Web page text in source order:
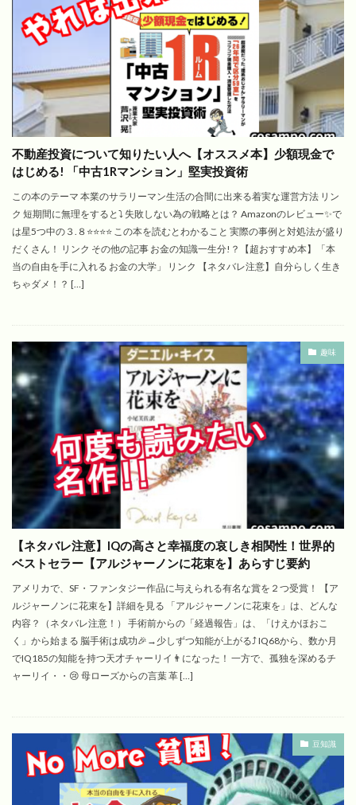
不動産投資について知りたい人へ【オススメ本】少額現金で
はじめる! 「中古1Rマンション」堅実投資術
この本のテーマ 本業のサラリーマン生活の合間に出来る着実な運営方法 リン
ク 短期間に無理をすると⤵️ 失敗しない為の戦略とは？ Amazonのレビュー✨で
は星5つ中の３.８⭐️⭐️⭐️⭐️ この本を読むとわかること 実際の事例と対処法が盛り
だくさん！ リンク その他の記事 お金の知識一生分!？【超おすすめ本】「本
当の自由を手に入れる お金の大学」 リンク 【ネタバレ注意】自分らしく生き
ちゃダメ！？ […]
趣味
【ネタバレ注意】IQの高さと幸福度の哀しき相関性！世界的
ベストセラー【アルジャーノンに花束を】あらすじ要約
アメリカで、SF・ファンタジー作品に与えられる有名な賞を２つ受賞！ 【ア
ルジャーノンに花束を】詳細を見る 「アルジャーノンに花束を」は、どんな
内容？（ネタバレ注意！） 手術前からの「経過報告」は、「けえかほおこ
く」から始まる 脳手術は成功🎉→少しずつ知能が上がる⤴️ IQ68から、数か月
でIQ185の知能を持つ天才チャーリイ👨になった！ 一方で、孤独を深めるチ
ャーリイ・・😢 母ローズからの言葉 革 […]
豆知識